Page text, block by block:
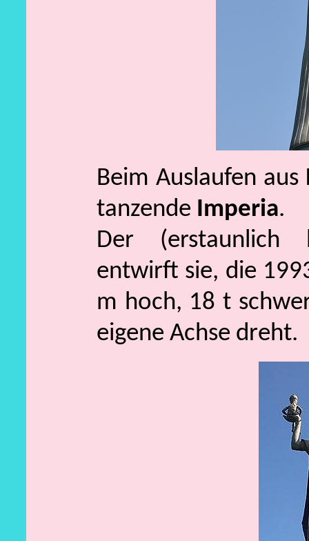
Beim Auslaufen
tanzende Imperia.
Der (erstaunlich
entwirft sie, die
m hoch, 18 t
eigene Achse dreht.